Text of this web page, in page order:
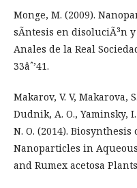
Monge, M. (2009).
sÃ­ntesis en disoluciÃ³n
Anales de la Real
33âˆ’41.
Makarov, V. V, Makarova,
Dudnik, A. O., Yaminsky,
N. O. (2014).
Nanoparticles in
and Rumex acetosa